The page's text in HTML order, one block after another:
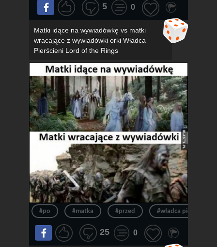
5 0
Matki idące na wywiadówkę vs matki
wracające z wywiadówki orki Władca
Pierścieni Lord of the Rings
#po #matka #przed #władca pierścieni
25 0